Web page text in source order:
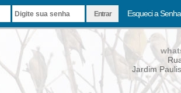
Esqueci a Senha
Jardim